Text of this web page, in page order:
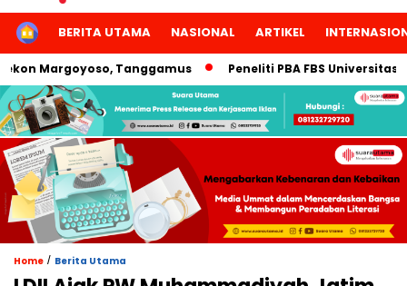
HOMEBERITA UTAMA NASIONAL ARTIKEL
Margoyoso, Tanggamus Peneliti PBA FBS Universitas
Home / Berita Utama